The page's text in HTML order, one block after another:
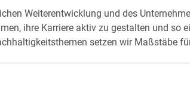
Weiterentwicklung und des
ihre Karriere aktiv zu gestalten und so
setzen wir Maßstäbe